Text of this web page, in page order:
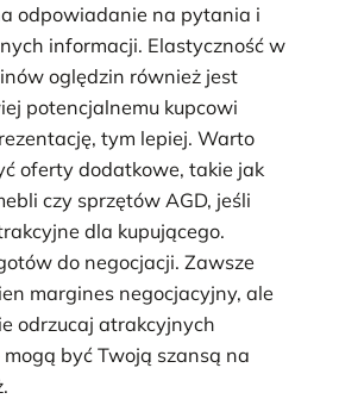
odpowiadanie na pytania i
informacji. Elastyczność w
oględzin również jest
potencjalnemu kupcowi
tym lepiej. Warto
oferty dodatkowe, takie jak
czy sprzętów AGD, jeśli
dla kupującego.
do negocjacji. Zawsze
margines negocjacyjny, ale
odrzucaj atrakcyjnych
być Twoją szansą na